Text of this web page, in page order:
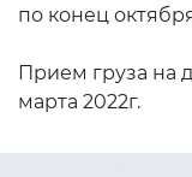
по конец
Прием груза на
марта 2022г.